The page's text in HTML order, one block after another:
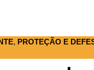
, PROTEÇÃO E